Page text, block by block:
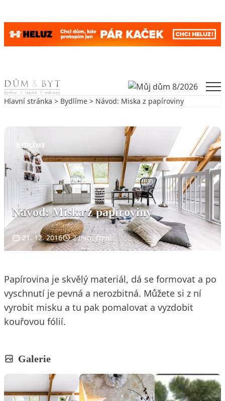
Skip to content
Hlavní stránka > Bydlíme > Návod: Miska z papíroviny
BYDLÍME
Návod: Miska z papíroviny
21. 12. 2016 2 min. čtení
Papírovina je skvělý materiál, dá se formovat a po
vyschnutí je pevná a nerozbitná. Můžete si z ní
vyrobit misku a tu pak pomalovat a vyzdobit
kouřovou fólií.
Galerie